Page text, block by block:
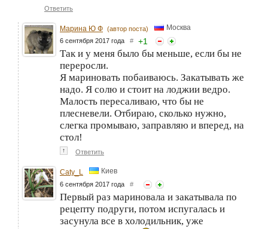
Ответить
Марина Ю Ф (автор поста) Москва
6 сентября 2017 года # +1
Так и у меня было бы меньше, если бы не
переросли.
Я мариновать побаиваюсь. Закатывать же
надо. Я солю и стоит на лоджии ведро.
Малость пересаливаю, что бы не
плесневели. Отбираю, сколько нужно,
слегка промываю, заправляю и вперед, на
стол!
↑ Ответить
Caty_L Киев
6 сентября 2017 года #
Первый раз мариновала и закатывала по
рецепту подруги, потом испугалась и
засунула все в холодильник, уже